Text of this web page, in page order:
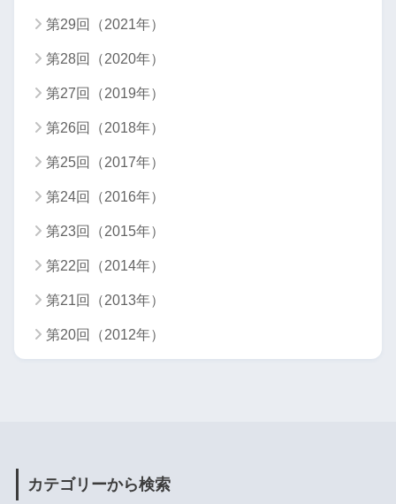
第29回（2021年）
第28回（2020年）
第27回（2019年）
第26回（2018年）
第25回（2017年）
第24回（2016年）
第23回（2015年）
第22回（2014年）
第21回（2013年）
第20回（2012年）
カテゴリーから検索